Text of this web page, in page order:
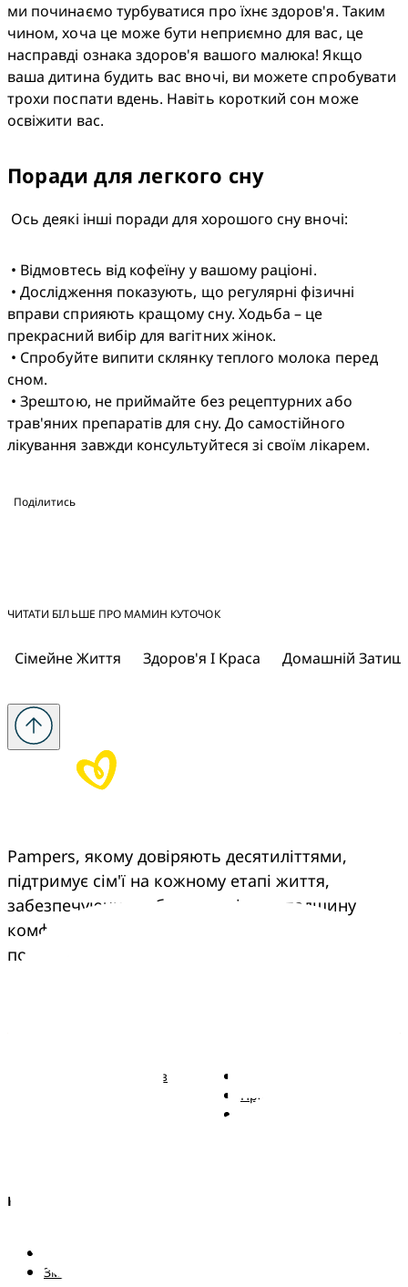
ми починаємо турбуватися про їхнє здоров'я. Таким
чином, хоча це може бути неприємно для вас, це
насправді ознака здоров'я вашого малюка! Якщо
ваша дитина будить вас вночі, ви можете спробувати
трохи поспати вдень. Навіть короткий сон може
освіжити вас.
Поради для легкого сну
Ось деякі інші поради для хорошого сну вночі:
вправи сприяють кращому сну. Ходьба – це
прекрасний вибір для вагітних жінок.
сном.
трав'яних препаратів для сну. До самостійного
лікування завжди консультуйтеся зі своїм лікарем.
Поділитись
ЧИТАТИ БІЛЬШЕ ПРО МАМИН КУТОЧОК
Сімейне Життя Здоров'я І Краса Домашній
Pampers, якому довіряють десятиліттями,
підтримує сім'ї на кожному етапі життя,
забезпечуючи турботу, досвід та спадщину
комфорту, що переходить з покоління в
покоління.
Підгузки Pampers із
Правові положення
Країна/регіон
Змінити країнa/регіон